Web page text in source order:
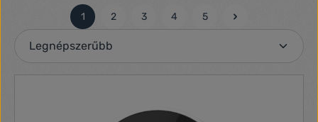
Oldal
1
Oldal
2
Oldal
3
Oldal
4
Oldal
5